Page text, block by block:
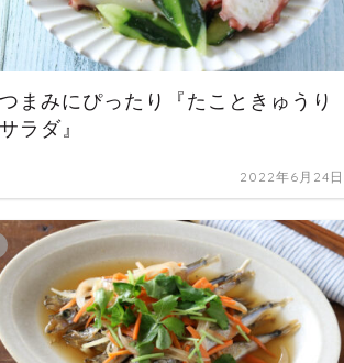
まみにぴったり『たこときゅうり
ラダ』
2022年6月24日